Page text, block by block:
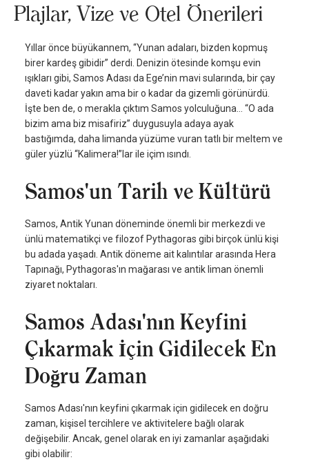
Plajlar, Vize ve Otel Önerileri
Yıllar önce büyükannem, “Yunan adaları, bizden kopmuş
birer kardeş gibidir” derdi. Denizin ötesinde komşu evin
ışıkları gibi, Samos Adası da Ege’nin mavi sularında, bir çay
daveti kadar yakın ama bir o kadar da gizemli görünürdü.
İşte ben de, o merakla çıktım Samos yolculuğuna… “O ada
bizim ama biz misafiriz” duygusuyla adaya ayak
bastığımda, daha limanda yüzüme vuran tatlı bir meltem ve
güler yüzlü “Kalimera!”lar ile içim ısındı.
Samos'un Tarih ve Kültürü
Samos, Antik Yunan döneminde önemli bir merkezdi ve
ünlü matematikçi ve filozof Pythagoras gibi birçok ünlü kişi
bu adada yaşadı. Antik döneme ait kalıntılar arasında Hera
Tapınağı, Pythagoras'ın mağarası ve antik liman önemli
ziyaret noktaları.
Samos Adası'nın Keyfini
Çıkarmak İçin Gidilecek En
Doğru Zaman
Samos Adası'nın keyfini çıkarmak için gidilecek en doğru
zaman, kişisel tercihlere ve aktivitelere bağlı olarak
değişebilir. Ancak, genel olarak en iyi zamanlar aşağıdaki
gibi olabilir: